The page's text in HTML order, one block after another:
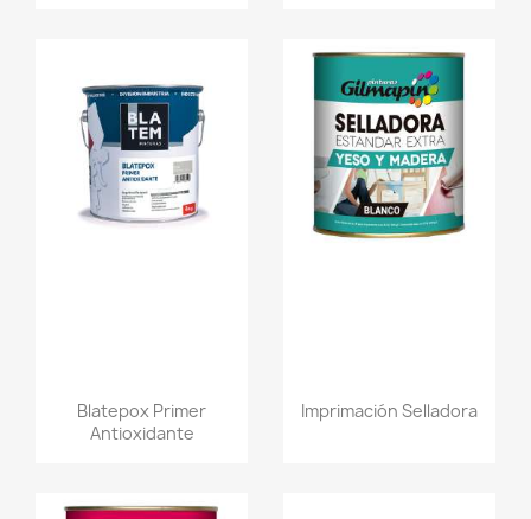
Blatepox Primer
Antioxidante
Imprimación Selladora